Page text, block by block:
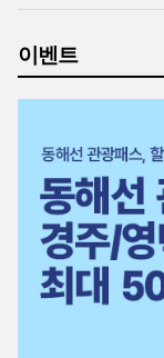
이벤트